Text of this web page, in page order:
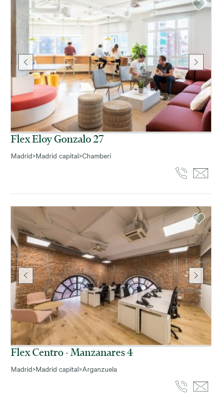
Flex Eloy Gonzalo 27
Madrid>Madrid capital>Chamberí
Flex Centro - Manzanares 4
Madrid>Madrid capital>Arganzuela